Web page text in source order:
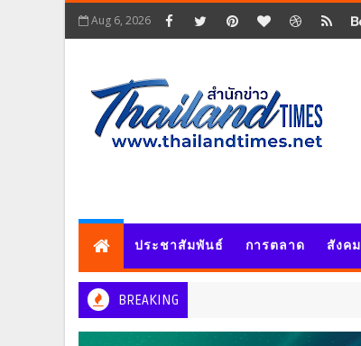
Aug 6, 2026
ประชาสัมพันธ์ การตลาด สังคม
BREAKING